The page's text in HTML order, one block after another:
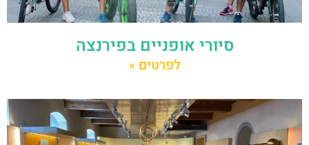
סיורי אופניים בפירנצה
לפרטים »